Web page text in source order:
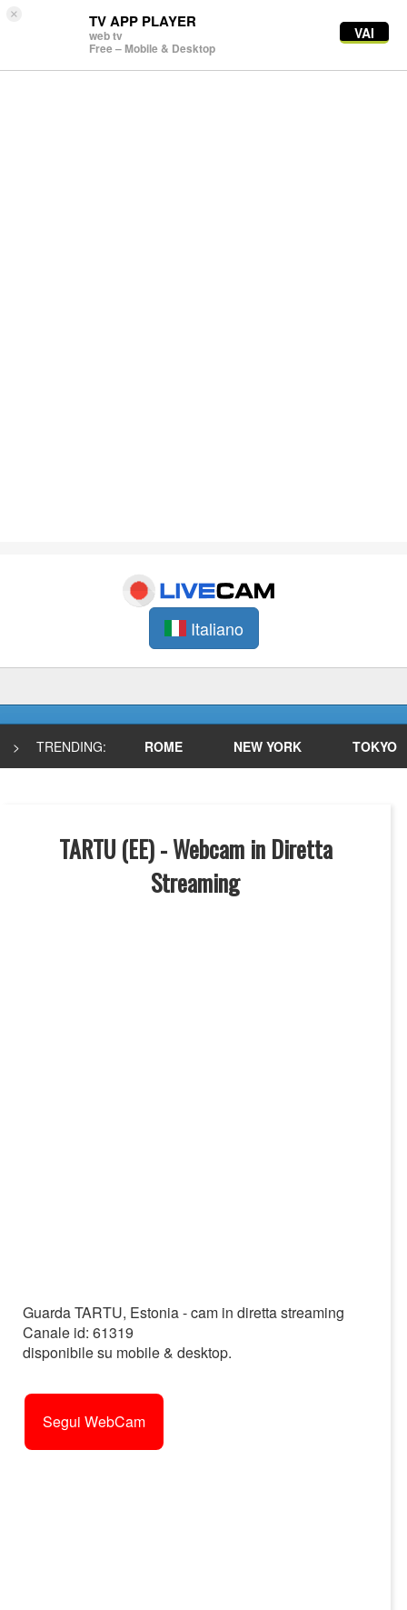
× TV APP PLAYER
web tv
Free – Mobile & Desktop
VAI
Italiano
> TRENDING: ROME NEW YORK TOKYO
TARTU (EE) - Webcam in Diretta
Streaming
Guarda TARTU, Estonia - cam in diretta streaming
Canale id: 61319
disponibile su mobile & desktop.